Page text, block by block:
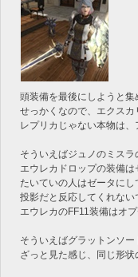
頭装備を最後にしようと集
せっかくなので、エクスカ
レプリカじゃない本物は
そういえばジュノのミス
エウレカドロップの装備は
たいていの人はゼータにし
投影だと反応してくれない
エウレカのFF11装備はオ
そういえばグラットンソー
ざっと見た感じ、同じ形状